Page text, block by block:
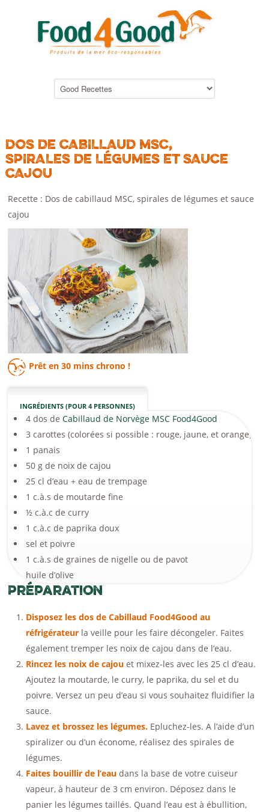
DOS DE CABILLAUD MSC,
SPIRALES DE LÉGUMES ET SAUCE
CAJOU
Recette : Dos de cabillaud MSC, spirales de légumes et sauce
cajou
Prêt en30 mins chrono !
INGRÉDIENTS (POUR 4 PERSONNES)
4 dos deCabillaud de Norvège MSC Food4Good
3 carottes (colorées si possible : rouge, jaune, et orange)
1 panais
50 g de noix de cajou
25 cl d’eau + eau de trempage
1 c.à.s de moutarde fine
½ c.à.c de curry
1 c.à.c de paprika doux
sel et poivre
1 c.à.s de graines de nigelle ou de pavot
huile d’olive
Préparation
Disposez les dos de Cabillaud Food4Good au
réfrigérateur la veille pour les faire décongeler. Faites
également tremper les noix de cajou dans de l’eau.
Rincez les noix de cajou et mixez-les avec les 25 cl d’eau.
Ajoutez la moutarde, le curry, le paprika, du sel et du
poivre. Versez un peu d’eau si vous souhaitez fluidifier la
sauce.
Lavez et brossez les légumes. Epluchez-les. A l’aide d’un
spiralizer ou d’un économe, réalisez des spirales de
légumes.
Faites bouillir de l’eau dans la base de votre cuiseur
vapeur, à hauteur de 3 cm environ. Déposez dans le
panier les légumes taillés. Quand l’eau est à ébullition,